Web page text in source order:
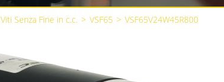
Viti Senza Fine in c.c. > VSF65 > VSF65V24W45R800